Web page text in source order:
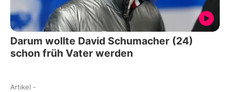
Darum wollte David Schumacher (24)
schon früh Vater werden
Artikel -